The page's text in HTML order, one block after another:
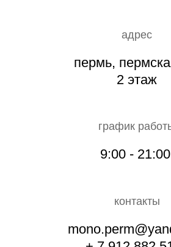
адрес
пермь,
2 этаж
график
9:00 - 21:00
контакты